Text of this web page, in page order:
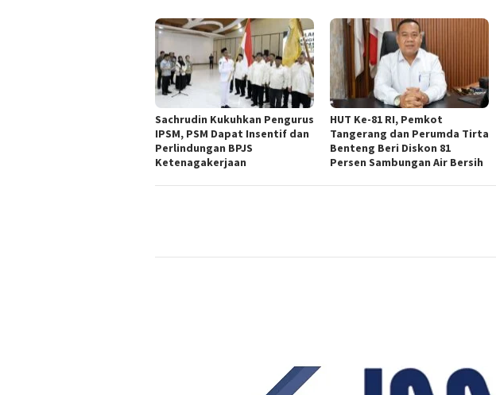
Sachrudin Kukuhkan Pengurus
IPSM, PSM Dapat Insentif dan
Perlindungan BPJS
Ketenagakerjaan
HUT Ke-81 RI, Pemkot
Tangerang dan Perumda Tirta
Benteng Beri Diskon 81
Persen Sambungan Air Bersih